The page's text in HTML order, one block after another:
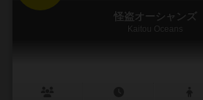
怪盗オーシャンズ
Kaitou Oceans